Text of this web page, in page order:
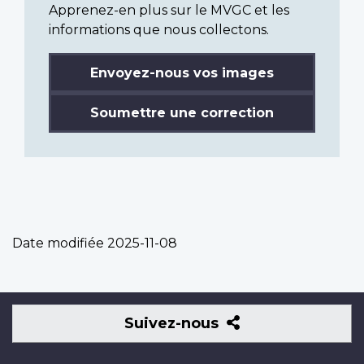
Apprenez-en plus sur le MVGC et les
informations que nous collectons.
Envoyez-nous vos images
Soumettre une correction
Date modifiée 2025-11-08
Suivez-nous
Suivez-
nous